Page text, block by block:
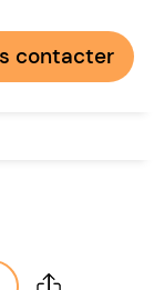
contacter